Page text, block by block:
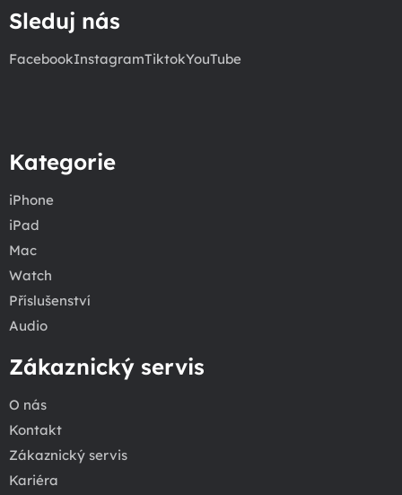
Sleduj nás
FacebookInstagramTiktokYouTube
Kategorie
iPhone
iPad
Mac
Watch
Příslušenství
Audio
Zákaznický servis
O nás
Kontakt
Zákaznický servis
Kariéra